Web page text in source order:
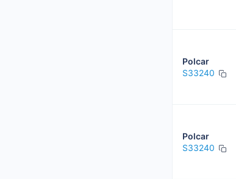
Polcar
S33240
Polcar
S33240